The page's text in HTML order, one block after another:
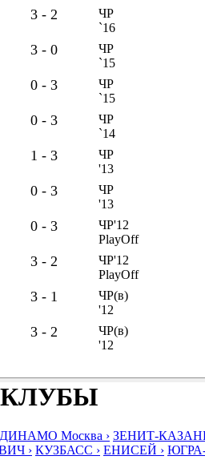
3 - 2
ЧР
`16
3 - 0
ЧР
`15
0 - 3
ЧР
`15
0 - 3
ЧР
`14
1 - 3
ЧР
'13
0 - 3
ЧР
'13
0 - 3
ЧР'12
PlayOff
3 - 2
ЧР'12
PlayOff
3 - 1
ЧР(в)
'12
3 - 2
ЧР(в)
'12
ДИНАМО Москва › ЗЕНИТ-
› КУЗБАСС › ЕНИСЕЙ ›